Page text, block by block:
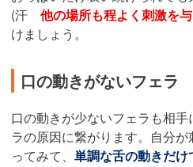
(汗 他の場所も程よく刺激を
けましょう。
口の動きがないフェラ
口の動きが少ないフェラも相
ラの原因に繋がります。自分
ってみて、 単調な舌の動きだ